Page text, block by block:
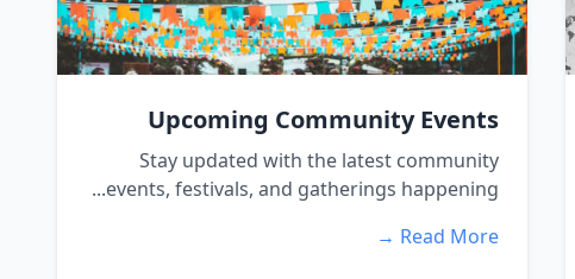
Upcoming Community Events
Stay updated with the latest community
events, festivals, and gatherings happening...
Read More →